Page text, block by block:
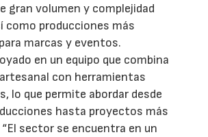
gran volumen y complejidad
como producciones más
marcas y eventos.
en un equipo que combina
con herramientas
lo que permite abordar desde
hasta proyectos más
sector se encuentra en un